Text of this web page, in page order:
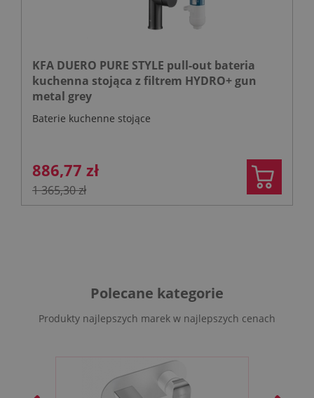
KFA DUERO PURE STYLE pull-out bateria
kuchenna stojąca z filtrem HYDRO+ gun
metal grey
Baterie kuchenne stojące
886,77 zł
1 365,30 zł
Polecane kategorie
Produkty najlepszych marek w najlepszych cenach